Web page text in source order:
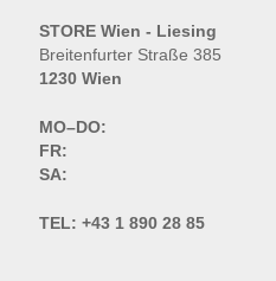
STORE Wien - Liesing
Breitenfurter Straße 385
1230 Wien
MO–DO:
FR:
SA:
TEL: +43 1 890 28 85